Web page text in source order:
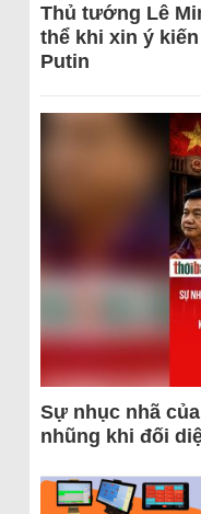
Thủ tướng Lê
thể khi xin ý
Putin
Sự nhục nhã
nhũng khi đối